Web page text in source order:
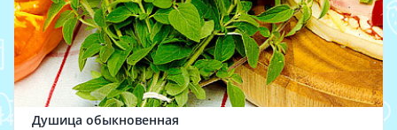
Душица обыкновенная